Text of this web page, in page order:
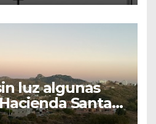
luz algunas
Santa